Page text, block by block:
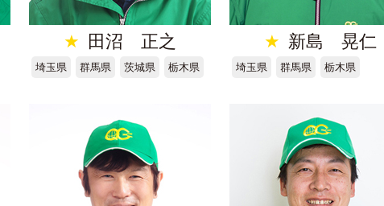
★ 田沼 正之
埼玉県 群馬県 茨城県 栃木県
★ 新島 晃仁
埼玉県 群馬県 栃木県